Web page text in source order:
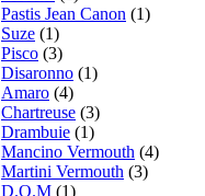
Pastis Jean Canon (1)
Suze (1)
Pisco (3)
Disaronno (1)
Amaro (4)
Chartreuse (3)
Drambuie (1)
Mancino Vermouth (4)
Martini Vermouth (3)
D.O.M (1)